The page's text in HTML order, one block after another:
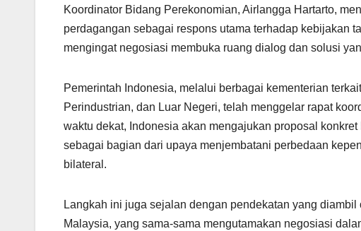
Koordinator Bidang Perekonomian, Airlangga Hartarto,
perdagangan sebagai respons utama terhadap kebijakan
mengingat negosiasi membuka ruang dialog dan solusi
Pemerintah Indonesia, melalui berbagai kementerian
Perindustrian, dan Luar Negeri, telah menggelar rapat
waktu dekat, Indonesia akan mengajukan proposal
sebagai bagian dari upaya menjembatani perbedaan
bilateral.
Langkah ini juga sejalan dengan pendekatan yang
Malaysia, yang sama-sama mengutamakan negosiasi